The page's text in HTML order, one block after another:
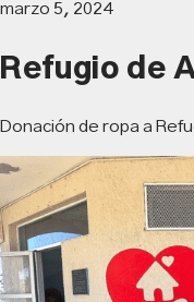
marzo 5, 2024
Refugio de
Donación de ropa a